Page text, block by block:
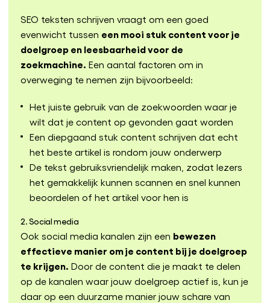
SEO teksten schrijven vraagt om een goed
evenwicht tussen een mooi stuk content voor je
doelgroep en leesbaarheid voor de
zoekmachine. Een aantal factoren om in
overweging te nemen zijn bijvoorbeeld:
Het juiste gebruik van de zoekwoorden waar je
wilt dat je content op gevonden gaat worden
Een diepgaand stuk content schrijven dat echt
het beste artikel is rondom jouw onderwerp
De tekst gebruiksvriendelijk maken, zodat lezers
het gemakkelijk kunnen scannen en snel kunnen
beoordelen of het artikel voor hen is
2. Social media
Ook social media kanalen zijn een bewezen
effectieve manier om je content bij je doelgroep
te krijgen. Door de content die je maakt te delen
op de kanalen waar jouw doelgroep actief is, kun je
daar op een duurzame manier jouw schare van